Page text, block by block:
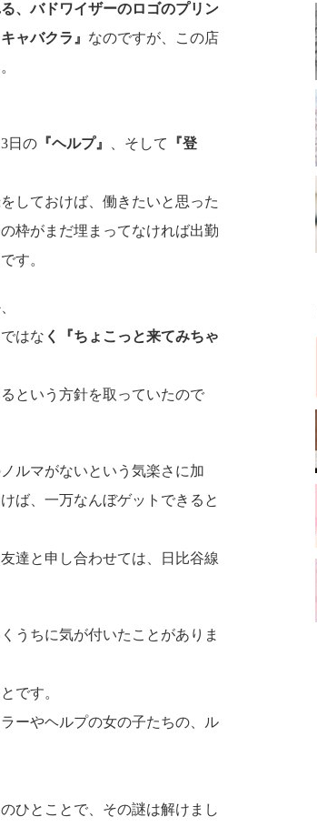
、バドワイザーのロゴのプリン
ャバクラ』 なのですが、この店
3日の 『ヘルプ』 、そして
『登
しておけば、働きたいと思った
枠がまだ埋まってなければ出勤
す。
はな く『ちょこっと来てみちゃ
という方針を取っていたので
ルマがないという気楽さに加
ば、一万なんぼゲットできると
友達と申し合わせては、日比谷線
うちに気が付いたことがありま
です。
ーやヘルプの女の子たちの、ル
ひとことで、その謎は解けまし